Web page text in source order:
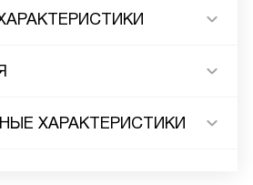
ХАРАКТЕРИСТИКИ